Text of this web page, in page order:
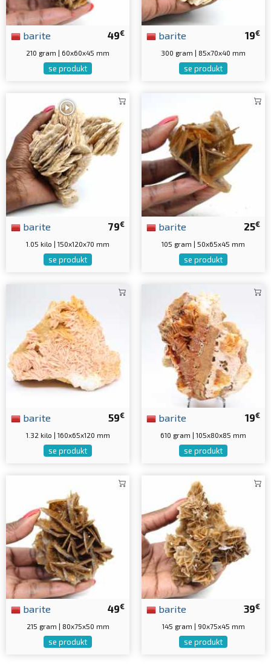
49€
barite
210 gram | 60x60x45 mm
se produkt
19€
barite
300 gram | 85x70x40 mm
se produkt
79€
barite
1.05 kilo | 150x120x70 mm
se produkt
25€
barite
105 gram | 50x65x45 mm
se produkt
59€
barite
1.32 kilo | 160x65x120 mm
se produkt
19€
barite
610 gram | 105x80x85 mm
se produkt
49€
barite
215 gram | 80x75x50 mm
se produkt
39€
barite
145 gram | 90x75x45 mm
se produkt